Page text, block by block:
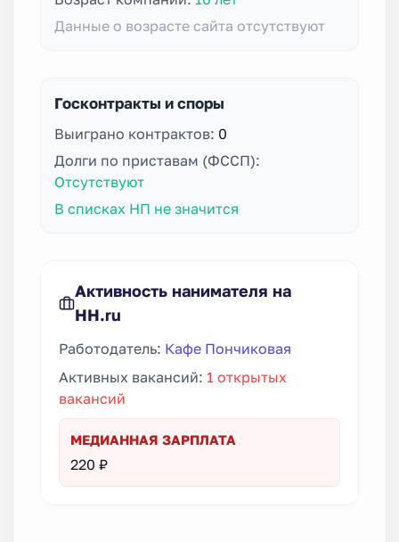
Данные о возрасте сайта отсутствуют
Госконтракты и споры
Выиграно контрактов: 0
Долги по приставам (ФССП):
Отсутствуют
В списках НП не значится
Активность нанимателя на
HH.ru
Работодатель: ​Кафе Пончиковая
Активных вакансий: 1 открытых
вакансий
МЕДИАННАЯ ЗАРПЛАТА
220 ₽